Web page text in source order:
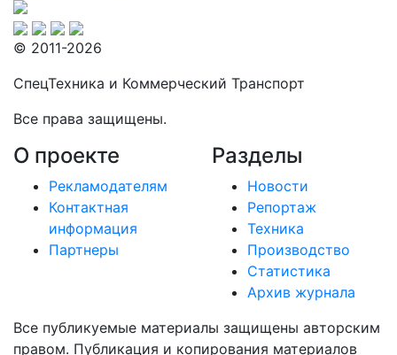
© 2011-2026
СпецТехника и Коммерческий Транспорт
Все права защищены.
О проекте
Рекламодателям
Контактная
информация
Партнеры
Разделы
Новости
Репортаж
Техника
Производство
Статистика
Архив журнала
Все публикуемые материалы защищены авторским
правом. Публикация и копирования материалов